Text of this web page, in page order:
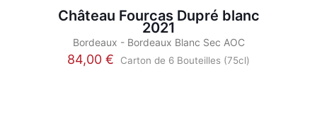
Château Fourcas Dupré blanc
2021
Bordeaux - Bordeaux Blanc Sec AOC
84,00 €
Carton de 6 Bouteilles (75cl)